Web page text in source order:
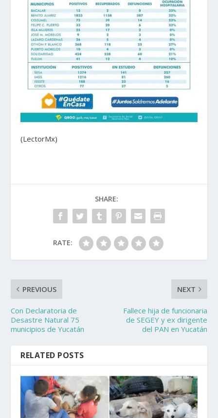
(LectorMx)
SHARE:
RATE:
PREVIOUS
Con Declaratoria de
Desastre Natural 75
municipios de Yucatán
NEXT
Fallece hija de funcionaria
de SEGEY y ex dirigente
del PAN en Yucatán
RELATED POSTS